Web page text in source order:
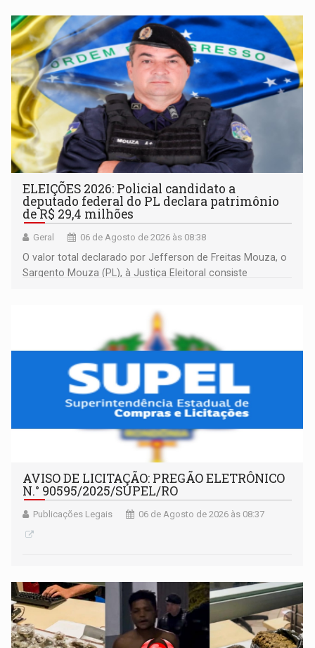
ELEIÇÕES 2026: Policial candidato a
deputado federal do PL declara patrimônio
de R$ 29,4 milhões
Geral 06 de Agosto de 2026 às 08:38
O valor total declarado por Jefferson de Freitas Mouza, o
Sargento Mouza (PL), à Justiça Eleitoral consiste
AVISO DE LICITAÇÃO: PREGÃO ELETRÔNICO
N.° 90595/2025/SUPEL/RO
Publicações Legais 06 de Agosto de 2026 às 08:37